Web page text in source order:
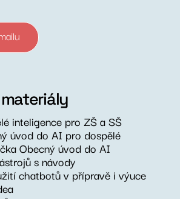
inteligence pro ZŠ a SŠ
úvod do AI pro dospělé
Obecný úvod do AI
s návody
chatbotů v přípravě i výuce